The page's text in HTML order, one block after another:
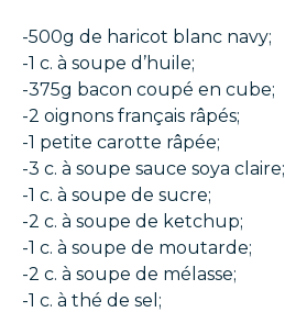
-500g de haricot blanc navy;
-1 c. à soupe d’huile;
-375g bacon coupé en cube;
-2 oignons français râpés;
-1 petite carotte râpée;
-3 c. à soupe sauce soya claire;
-1 c. à soupe de sucre;
-2 c. à soupe de ketchup;
-1 c. à soupe de moutarde;
-2 c. à soupe de mélasse;
-1 c. à thé de sel;